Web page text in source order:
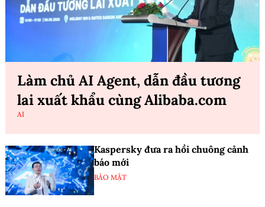
Làm chủ AI Agent, dẫn đầu tương
lai xuất khẩu cùng Alibaba.com
AI
Kaspersky đưa ra hồi chuông cảnh
báo mới
BẢO MẬT